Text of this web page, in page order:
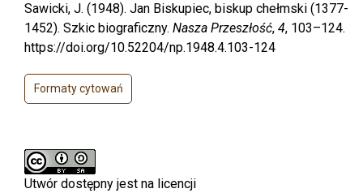
Sawicki, J. (1948). Jan Biskupiec, biskup chełmski (1377-
1452). Szkic biograficzny. Nasza Przeszłość, 4, 103–124.
https://doi.org/10.52204/np.1948.4.103-124
Formaty cytowań
Utwór dostępny jest na licencji